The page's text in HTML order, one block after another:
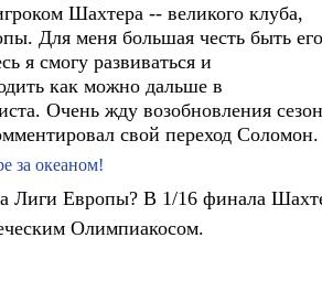
Шахтера -- великого клуба,
Для меня большая честь быть его
я смогу развиваться и
как можно дальше в
Очень жду возобновления
свой переход Соломон.
за океаном!
Лиги Европы? В 1/16 финала
Олимпиакосом.